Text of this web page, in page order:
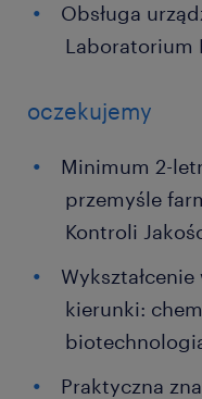
Obsługa
Laboratorium
oczekujemy
Minimum 2-
przemyśle
Kontroli
kierunki:
Praktyczna